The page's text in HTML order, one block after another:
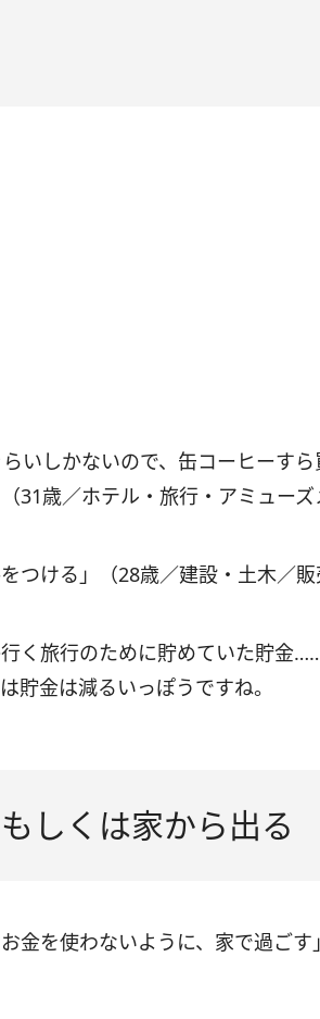
いしかないので、缶コーヒーす
31歳／ホテル・旅行・アミューズ
つける」（28歳／建設・土木／販
く旅行のために貯めていた貯金
貯金は減るいっぽうですね。
しくは家から出る
金を使わないように、家で過ご